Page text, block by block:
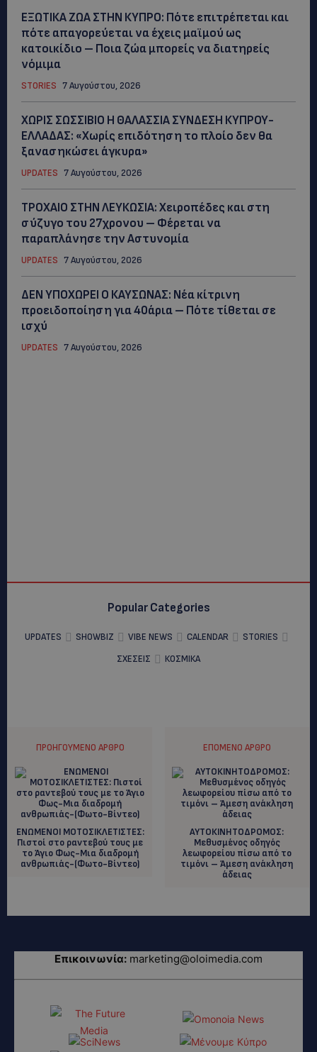
ΕΞΩΤΙΚΑ ΖΩΑ ΣΤΗΝ ΚΥΠΡΟ: Πότε επιτρέπεται και
πότε απαγορεύεται να έχεις μαϊμού ως
κατοικίδιο – Ποια ζώα μπορείς να διατηρείς
νόμιμα
STORIES 7 Αυγούστου, 2026
ΧΩΡΙΣ ΣΩΣΣΙΒΙΟ Η ΘΑΛΑΣΣΙΑ ΣΥΝΔΕΣΗ ΚΥΠΡΟΥ-
ΕΛΛΑΔΑΣ: «Χωρίς επιδότηση το πλοίο δεν θα
ξανασηκώσει άγκυρα»
UPDATES 7 Αυγούστου, 2026
ΤΡΟΧΑΙΟ ΣΤΗΝ ΛΕΥΚΩΣΙΑ: Χειροπέδες και στη
σύζυγο του 27χρονου – Φέρεται να
παραπλάνησε την Αστυνομία
UPDATES 7 Αυγούστου, 2026
ΔΕΝ ΥΠΟΧΩΡΕΙ Ο ΚΑΥΣΩΝΑΣ: Νέα κίτρινη
προειδοποίηση για 40άρια – Πότε τίθεται σε
ισχύ
UPDATES 7 Αυγούστου, 2026
Popular Categories
UPDATES SHOWBIZ VIBE NEWS CALENDAR
STORIES
ΣΧΕΣΕΙΣ
ΚΟΣΜΙΚΑ
ΠΡΟΗΓΟΎΜΕΝΟ ΆΡΘΡΟ
ΕΝΩΜΕΝΟΙ ΜΟΤΟΣΙΚΛΕΤΙΣΤΕΣ:
Πιστοί στο ραντεβού τους με
το Άγιο Φως-Μια διαδρομή
ανθρωπιάς-(Φωτο-Βίντεο)
ΕΠΌΜΕΝΟ ΆΡΘΡΟ
ΑΥΤΟΚΙΝΗΤΟΔΡΟΜΟΣ:
Μεθυσμένος οδηγός
λεωφορείου πίσω από το
τιμόνι – Άμεση ανάκληση
άδειας
Επικοινωνία: marketing@oloimedia.com